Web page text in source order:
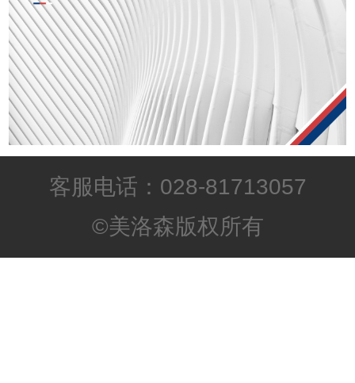
客服电话：028-81713057
©美洛森版权所有